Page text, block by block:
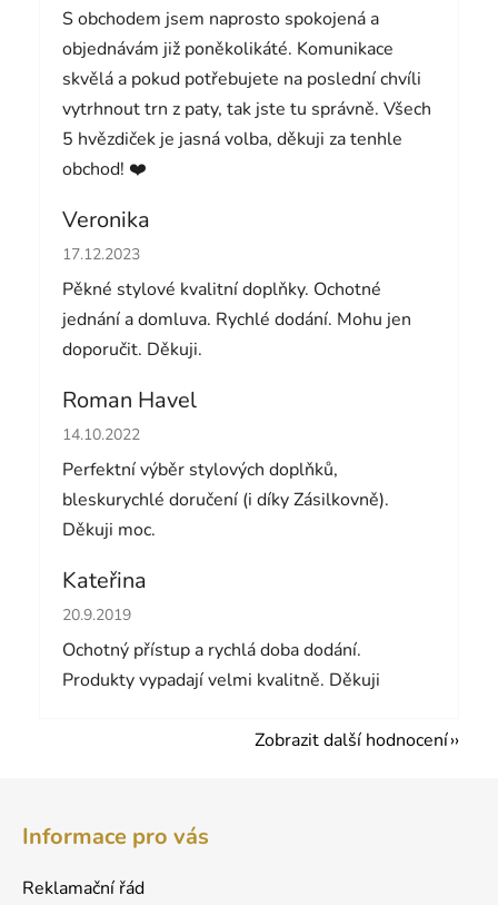
S obchodem jsem naprosto spokojená a
objednávám již poněkolikáté. Komunikace
skvělá a pokud potřebujete na poslední chvíli
vytrhnout trn z paty, tak jste tu správně. Všech
5 hvězdiček je jasná volba, děkuji za tenhle
obchod! ❤️
Veronika
Hodnocení obchodu je 5 z 5 hvězdiček.
17.12.2023
Pěkné stylové kvalitní doplňky. Ochotné
jednání a domluva. Rychlé dodání. Mohu jen
doporučit. Děkuji.
Roman Havel
Hodnocení obchodu je 5 z 5 hvězdiček.
14.10.2022
Perfektní výběr stylových doplňků,
bleskurychlé doručení (i díky Zásilkovně).
Děkuji moc.
Kateřina
Hodnocení obchodu je 5 z 5 hvězdiček.
20.9.2019
Ochotný přístup a rychlá doba dodání.
Produkty vypadají velmi kvalitně. Děkuji
Zobrazit další hodnocení
Informace pro vás
Reklamační řád